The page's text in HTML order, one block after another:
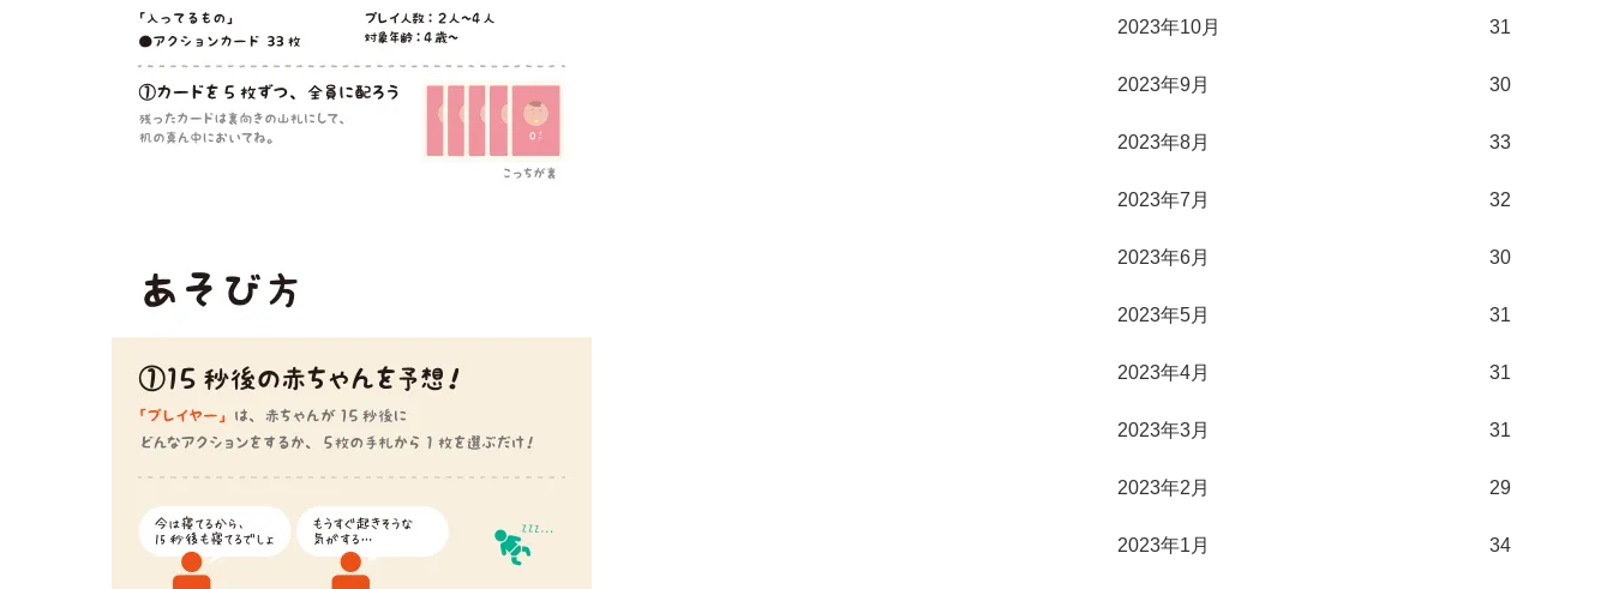
2023年10月 31
2023年9月 30
2023年8月 33
2023年7月 32
2023年6月 30
2023年5月 31
2023年4月 31
2023年3月 31
2023年2月 29
2023年1月 34